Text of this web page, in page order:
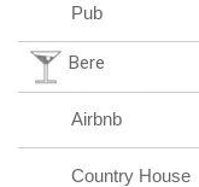
Pub
Bere
Airbnb
Country House